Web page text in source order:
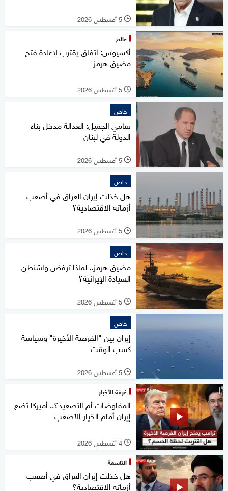
l 5 أغسطس 2026
عالم
أكسيوس: اتفاق يقترب لإعادة فتح
مضيق هرمز
l 5 أغسطس 2026
خاص
سامي الجميل: العدالة مدخل بناء
الدولة في لبنان
l 5 أغسطس 2026
خاص
هل خذلت إيران العراق في أصعب
أزماته الاقتصادية؟
l 5 أغسطس 2026
خاص
مضيق هرمز.. لماذا ترفض واشنطن
السيادة الإيرانية؟
l 5 أغسطس 2026
خاص
إيران بين "الفرصة الأخيرة" وسياسة
كسب الوقت
l 5 أغسطس 2026
غرفة الأخبار
المفاوضات أم التصعيد؟.. أميركا تضع
إيران أمام الخيار الأصعب
l 4 أغسطس 2026
التاسعة
هل خذلت إيران العراق في أصعب
أزماته الاقتصادية؟